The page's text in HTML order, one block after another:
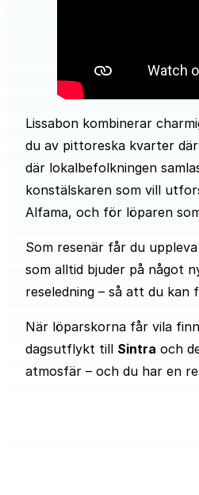
Lissabon kombinerar
du av pittoreska kvarter
där lokalbefolkningen
konstälskaren som vill
Alfama, och för löparen
Som resenär får du
som alltid bjuder på något
reseledning – så att du
När löparskorna får vila
dagsutflykt till Sintra och
atmosfär – och du har en